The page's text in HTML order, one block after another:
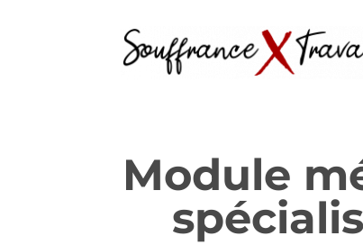
Module